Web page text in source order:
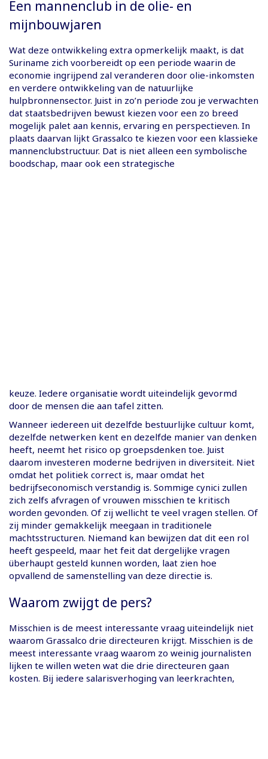
Een mannenclub in de olie- en
mijnbouwjaren
Wat deze ontwikkeling extra opmerkelijk maakt, is dat
Suriname zich voorbereidt op een periode waarin de
economie ingrijpend zal veranderen door olie-inkomsten
en verdere ontwikkeling van de natuurlijke
hulpbronnensector. Juist in zo’n periode zou je verwachten
dat staatsbedrijven bewust kiezen voor een zo breed
mogelijk palet aan kennis, ervaring en perspectieven. In
plaats daarvan lijkt Grassalco te kiezen voor een klassieke
mannenclubstructuur. Dat is niet alleen een symbolische
boodschap, maar ook een strategische
keuze. Iedere organisatie wordt uiteindelijk gevormd
door de mensen die aan tafel zitten.
Wanneer iedereen uit dezelfde bestuurlijke cultuur komt,
dezelfde netwerken kent en dezelfde manier van denken
heeft, neemt het risico op groepsdenken toe. Juist
daarom investeren moderne bedrijven in diversiteit. Niet
omdat het politiek correct is, maar omdat het
bedrijfseconomisch verstandig is. Sommige cynici zullen
zich zelfs afvragen of vrouwen misschien te kritisch
worden gevonden. Of zij wellicht te veel vragen stellen. Of
zij minder gemakkelijk meegaan in traditionele
machtsstructuren. Niemand kan bewijzen dat dit een rol
heeft gespeeld, maar het feit dat dergelijke vragen
überhaupt gesteld kunnen worden, laat zien hoe
opvallend de samenstelling van deze directie is.
Waarom zwijgt de pers?
Misschien is de meest interessante vraag uiteindelijk niet
waarom Grassalco drie directeuren krijgt. Misschien is de
meest interessante vraag waarom zo weinig journalisten
lijken te willen weten wat die drie directeuren gaan
kosten. Bij iedere salarisverhoging van leerkrachten,